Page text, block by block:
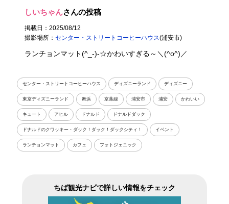
しいちゃんさんの投稿
掲載日：2025/08/12
撮影場所：センター・ストリートコーヒーハウス(浦安市)
ランチョンマット(^_-)-☆かわいすぎる～＼(^o^)／
センター・ストリートコーヒーハウス ディズニーランド ディズニー
東京ディズニーランド 舞浜 京葉線 浦安市 浦安 かわいい
キュート アヒル ドナルド ドナルドダック
ドナルドのクワッキー・ダック！ダック！ダックシティ！ イベント
ランチョンマット カフェ フォトジェニック
ちば観光ナビで詳しい情報をチェック